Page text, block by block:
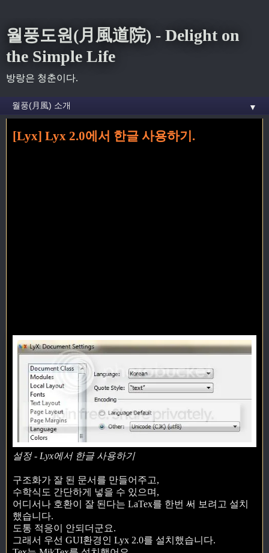
월풍도원(月風道院) - Delight on
the Simple Life
방랑은 청춘이다.
▼
» LaTex 꼬리가 달린 글
[Lyx] Lyx 2.0에서 한글 사용하기.
설정 - Lyx에서 한글 사용하기
구조화가 잘 된 문서를 만들어주고,
수학식도 간단하게 넣을 수 있으며,
어디서나 호환이 잘 된다는 LaTex를 한번 써 보려고 설치
했습니다.
도통 적응이 안되더군요.
그래서 우선 GUI환경인 Lyx 2.0를 설치했습니다.